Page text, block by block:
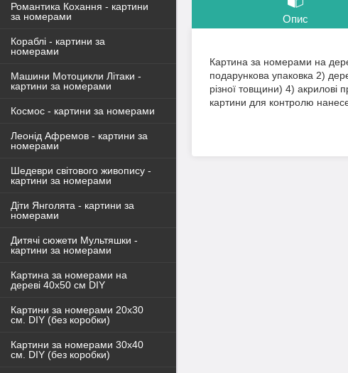
Опис
Картина за номерами на
подарункова упаковка 2)
різної товщини) 4) акрилові
картини для контролю
Романтика Кохання - картини
за номерами
Кораблі - картини за
номерами
Машини Мотоцикли Літаки -
картини за номерами
Космос - картини за номерами
Леонід Афремов - картини за
номерами
Шедеври світового живопису -
картини за номерами
Діти Янголята - картини за
номерами
Дитячі сюжети Мультяшки -
картини за номерами
Картина за номерами на
дереві 40х50 см DIY
Картини за номерами 20х30
см. DIY (без коробки)
Картини за номерами 30х40
см. DIY (без коробки)